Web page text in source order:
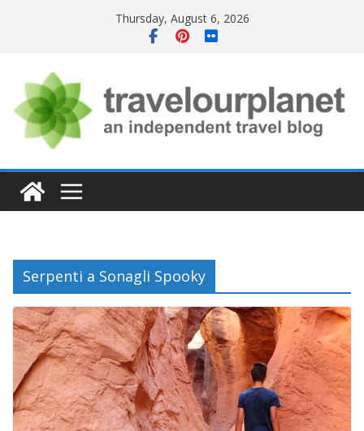
Thursday, August 6, 2026
Serpenti a Sonagli Spooky